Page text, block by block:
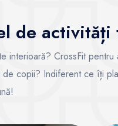
de activități
interioară? CrossFit
de copii? Indiferent ce îți